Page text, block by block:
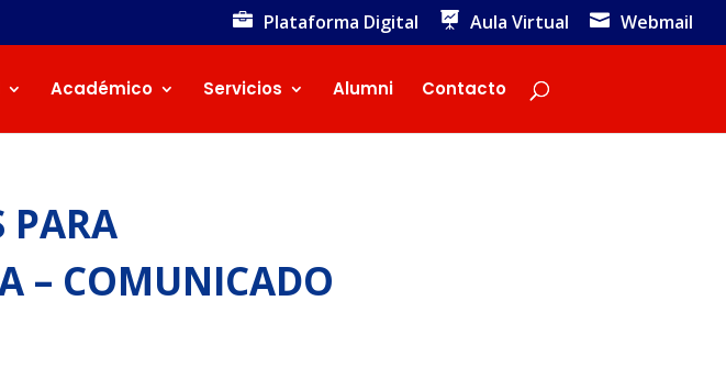
Plataforma Digital Aula Virtual Webmail
Académico Servicios Alumni Contacto
PARA
– COMUNICADO